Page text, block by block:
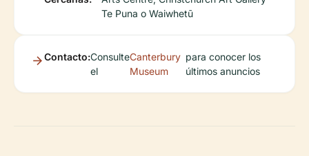
Te Puna o Waiwhetū
Contacto:Consulte
el
Canterbury
Museum
para conocer los
últimos anuncios